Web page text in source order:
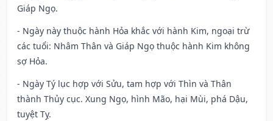
Giáp Ngọ.
- Ngày này thuộc hành Hỏa khắc với hành Kim, ngoại trừ
các tuổi: Nhâm Thân và Giáp Ngọ thuộc hành Kim không
sợ Hỏa.
- Ngày Tý lục hợp với Sửu, tam hợp với Thìn và Thân
thành Thủy cục. Xung Ngọ, hình Mão, hại Mùi, phá Dậu,
tuyệt Tỵ.